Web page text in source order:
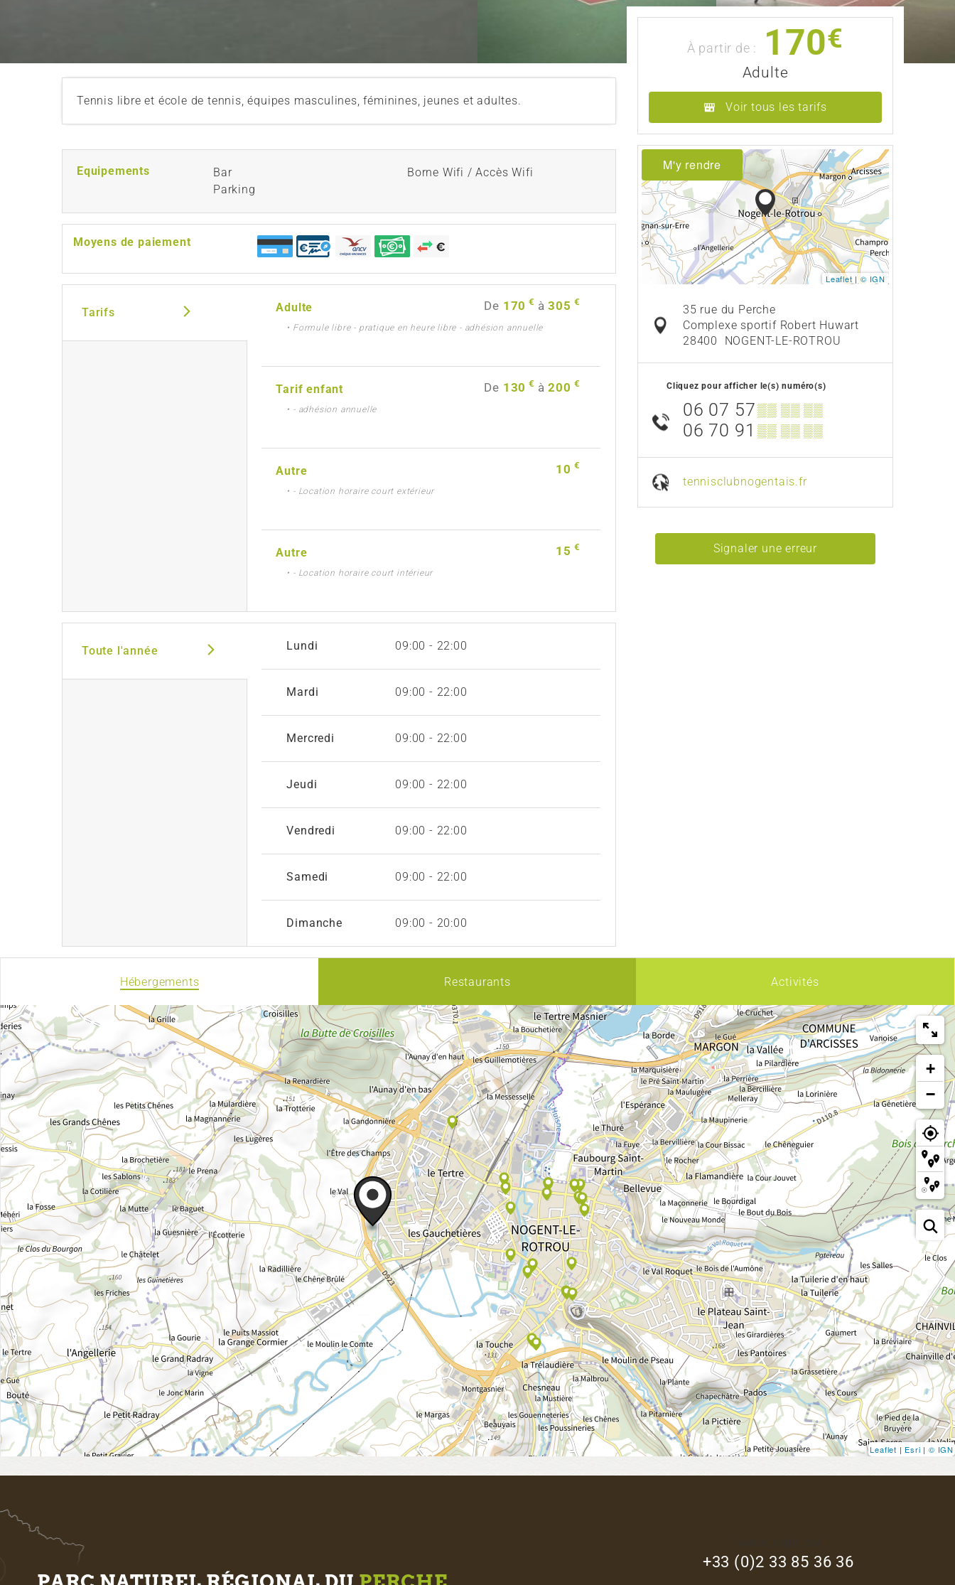
Tennis libre et école de tennis, équipes masculines, féminines, jeunes et adultes.
Equipements
Bar
Parking
Borne Wifi / Accès Wifi
Moyens de paiement
Tarifs Adulte De 170 € à305 €
• Formule libre - pratique en heure libre - adhésion annuelle
Tarif enfant De 130 € à200 €
• - adhésion annuelle
Autre 10 €
• - Location horaire court extérieur
Autre 15 €
• - Location horaire court intérieur
Toute l'année Lundi 09:00 - 22:00
Mardi 09:00 - 22:00
Mercredi 09:00 - 22:00
Jeudi 09:00 - 22:00
Vendredi 09:00 - 22:00
Samedi 09:00 - 22:00
Dimanche 09:00 - 20:00
À partir de : 170€
Adulte
Voir tous les tarifs
M'y rendre
Leaflet |© IGN
35 rue du Perche
Complexe sportif Robert Huwart
28400
NOGENT-LE-ROTROU
Cliquez pour afficher le(s) numéro(s)
06 07 57 ▒▒ ▒▒ ▒▒
06 70 91 ▒▒ ▒▒ ▒▒
tennisclubnogentais.fr
Signaler une erreur
Hébergements Restaurants Activités
+
−
Leaflet | Esri | © IGN
+33 (0)2 33 85 36 36